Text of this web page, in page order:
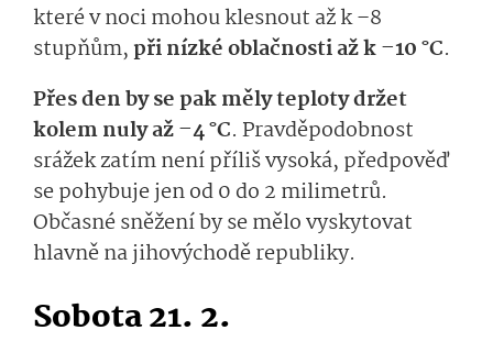
které v noci mohou klesnout ažk –8
stupňům, při nízké oblačnosti ažk–10°C.
Přes den by se pak mělyteplotydržet
kolem nulyaž–4 °C. Pravděpodobnost
srážek zatím není příliš vysoká, předpověď
sepohybuje jen od 0 do 2 milimetrů.
Občasné sněžení by se mělo vyskytovat
hlavně na jihovýchodě republiky.
Sobota 21. 2.